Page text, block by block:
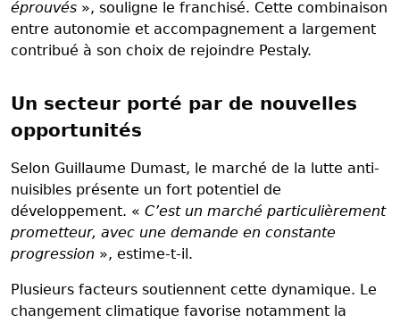
éprouvés », souligne le franchisé. Cette combinaison
entre autonomie et accompagnement a largement
contribué à son choix de rejoindre Pestaly.
Un secteur porté par de nouvelles
opportunités
Selon Guillaume Dumast, le marché de la lutte anti-
nuisibles présente un fort potentiel de
développement. « C’est un marché particulièrement
prometteur, avec une demande en constante
progression », estime-t-il.
Plusieurs facteurs soutiennent cette dynamique. Le
changement climatique favorise notamment la